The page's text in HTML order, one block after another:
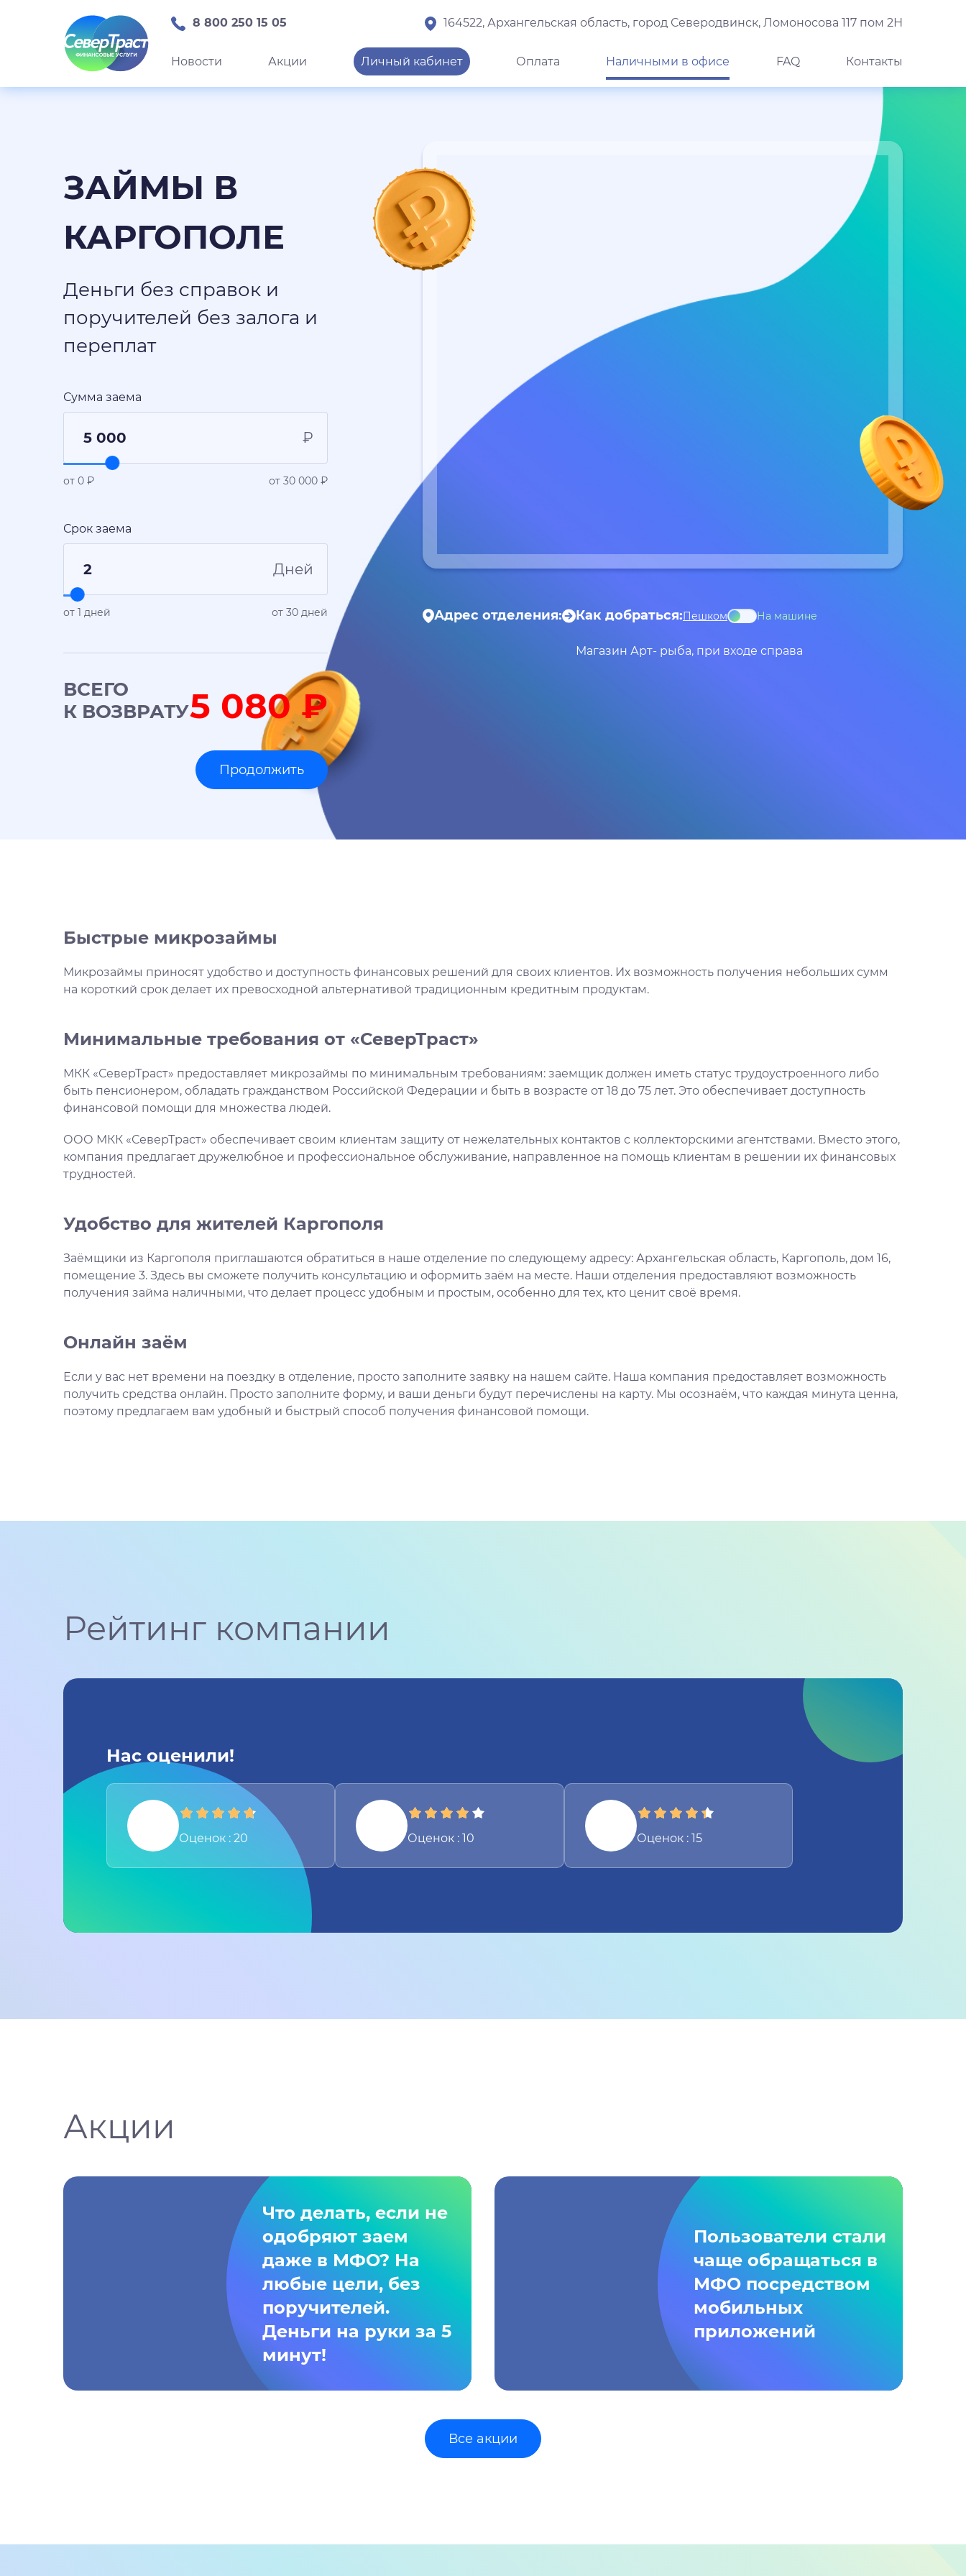
8 800 250 15 05 164522, Архангельская область, город Северодвинск, Ломоносова 117 пом 2Н
Новости Акции Личный кабинет Оплата Наличными в офисе FAQ Контакты
ЗАЙМЫ В
КАРГОПОЛЕ
Деньги без справок и
поручителей без залога и
переплат
Сумма заема
₽
от 0 ₽ от 30 000 ₽
Срок заема
Дней
от 1 дней от 30 дней
ВСЕГО
К ВОЗВРАТУ5 080₽
Адрес отделения: Как добраться:Пешком На машине
Магазин Арт- рыба, при входе справа
Быстрые микрозаймы
Микрозаймы приносят удобство и доступность финансовых решений для своих клиентов. Их возможность получения небольших сумм
на короткий срок делает их превосходной альтернативой традиционным кредитным продуктам.
Минимальные требования от «СеверТраст»
МКК «СеверТраст» предоставляет микрозаймы по минимальным требованиям: заемщик должен иметь статус трудоустроенного либо
быть пенсионером, обладать гражданством Российской Федерации и быть в возрасте от 18 до 75 лет. Это обеспечивает доступность
финансовой помощи для множества людей.
ООО МКК «СеверТраст» обеспечивает своим клиентам защиту от нежелательных контактов с коллекторскими агентствами. Вместо этого,
компания предлагает дружелюбное и профессиональное обслуживание, направленное на помощь клиентам в решении их финансовых
трудностей.
Удобство для жителей Каргополя
Заёмщики из Каргополя приглашаются обратиться в наше отделение по следующему адресу: Архангельская область, Каргополь, дом 16,
помещение 3. Здесь вы сможете получить консультацию и оформить заём на месте. Наши отделения предоставляют возможность
получения займа наличными, что делает процесс удобным и простым, особенно для тех, кто ценит своё время.
Онлайн заём
Если у вас нет времени на поездку в отделение, просто заполните заявку на нашем сайте. Наша компания предоставляет возможность
получить средства онлайн. Просто заполните форму, и ваши деньги будут перечислены на карту. Мы осознаём, что каждая минута ценна,
поэтому предлагаем вам удобный и быстрый способ получения финансовой помощи.
Рейтинг компании
Нас оценили!
Оценок : 20 Оценок : 10 Оценок : 15
Акции
Что делать, если не
одобряют заем
даже в МФО? На
любые цели, без
поручителей.
Деньги на руки за 5
минут!
Пользователи стали
чаще обращаться в
МФО посредством
мобильных
приложений
Все акции